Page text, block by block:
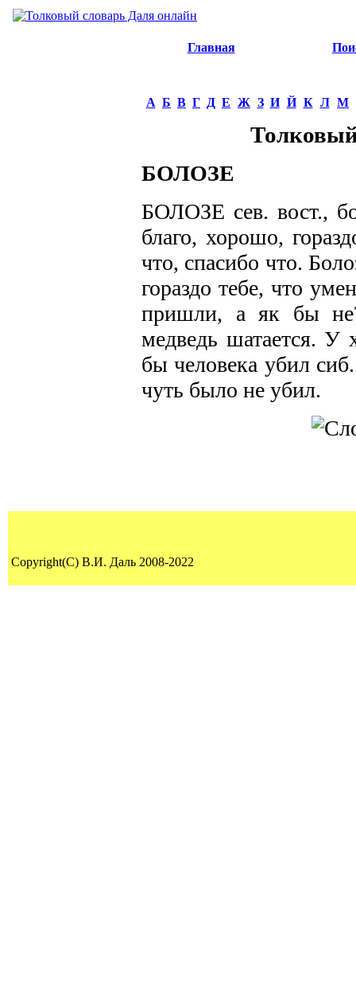
Главная
А Б В Г Д Е Ж З И Й К Л М
БОЛОЗЕ
БОЛОЗЕ сев. вост.,
благо, хорошо,
что, спасибо что.
гораздо тебе, что
пришли, а як бы
медведь шатается. У
бы человека убил
чуть было не убил.
Copyright(C) В.И. Даль 2008-2022